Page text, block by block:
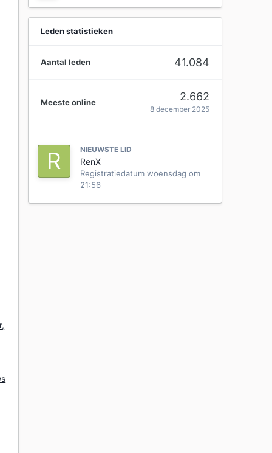
Leden statistieken
Aantal leden 41.084
Meeste online 2.662
8 december 2025
NIEUWSTE LID
RenX
Registratiedatum woensdag om
21:56